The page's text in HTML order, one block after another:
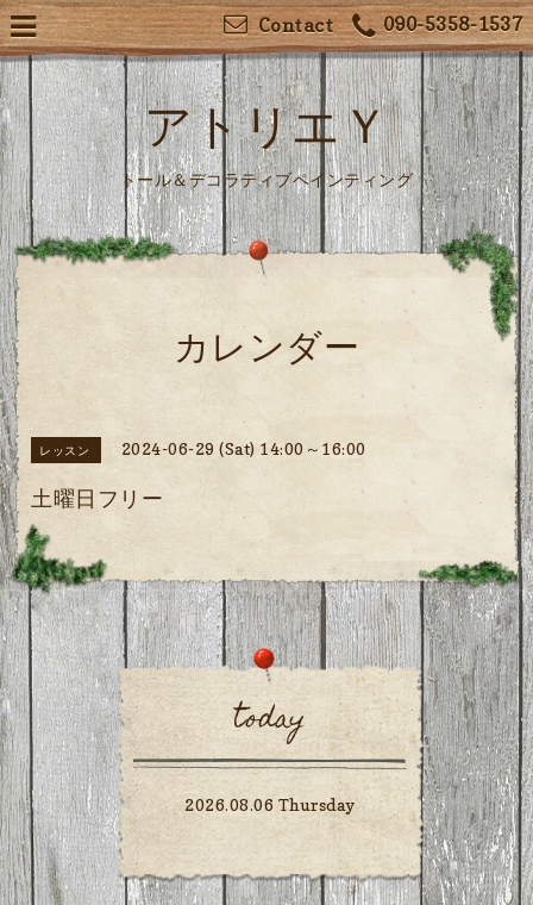
090-5358-1537
Contact
アトリエＹ
トール＆デコラティブペインティング
カレンダー
レッスン 2024-06-29 (Sat) 14:00～16:00
土曜日フリー
today
2026.08.06 Thursday